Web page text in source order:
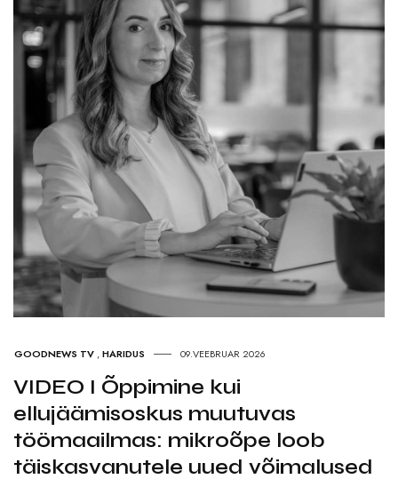
GOODNEWS TV ,HARIDUS 09.VEEBRUAR 2026
VIDEO I Õppimine kui
ellujäämisoskus muutuvas
töömaailmas: mikroõpe loob
täiskasvanutele uued võimalused